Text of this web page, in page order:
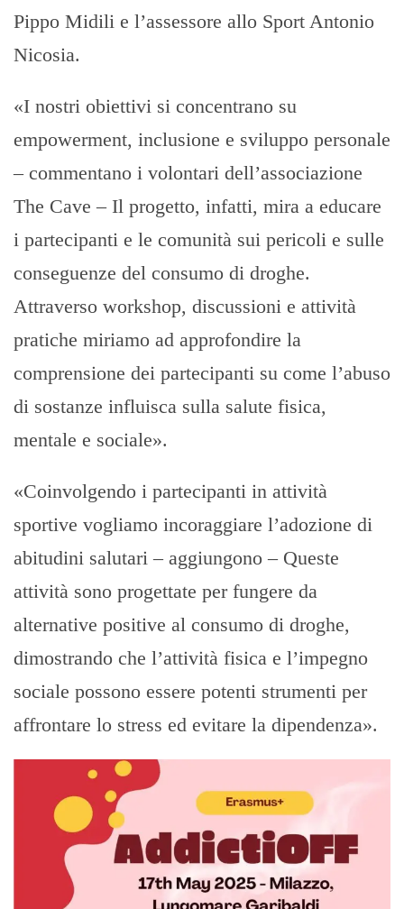
Pippo Midili e l’assessore allo Sport Antonio
Nicosia.
«I nostri obiettivi si concentrano su
empowerment, inclusione e sviluppo personale
– commentano i volontari dell’associazione
The Cave – Il progetto, infatti, mira a educare
i partecipanti e le comunità sui pericoli e sulle
conseguenze del consumo di droghe.
Attraverso workshop, discussioni e attività
pratiche miriamo ad approfondire la
comprensione dei partecipanti su come l’abuso
di sostanze influisca sulla salute fisica,
mentale e sociale».
«Coinvolgendo i partecipanti in attività
sportive vogliamo incoraggiare l’adozione di
abitudini salutari – aggiungono – Queste
attività sono progettate per fungere da
alternative positive al consumo di droghe,
dimostrando che l’attività fisica e l’impegno
sociale possono essere potenti strumenti per
affrontare lo stress ed evitare la dipendenza».